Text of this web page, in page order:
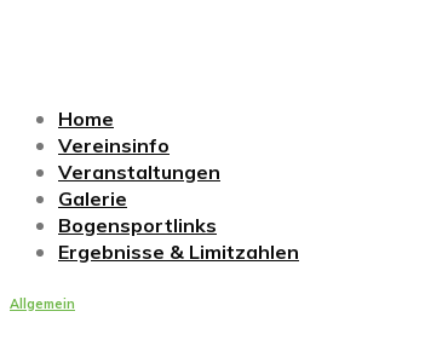
Home
Vereinsinfo
Veranstaltungen
Galerie
Bogensportlinks
Ergebnisse & Limitzahlen
Allgemein